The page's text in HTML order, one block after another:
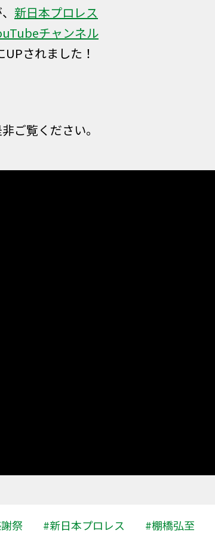
新日本プロレス
チャンネル
UPされました！
ご覧ください。
祭 #新日本プロレス #棚橋弘至